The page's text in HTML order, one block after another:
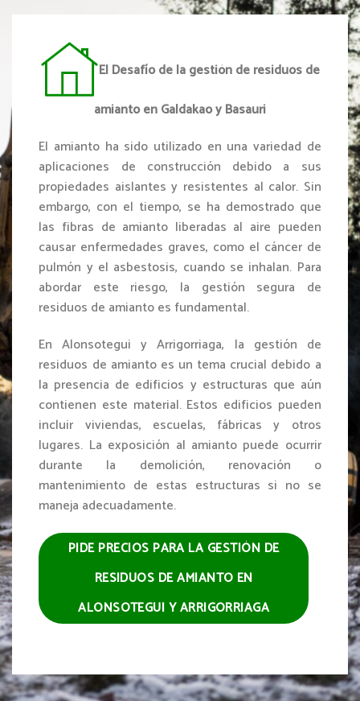
El Desafío de la gestión de residuos de
amianto en Galdakao y Basauri
El amianto ha sido utilizado en una variedad de
aplicaciones de construcción debido a sus
propiedades aislantes y resistentes al calor. Sin
embargo, con el tiempo, se ha demostrado que
las fibras de amianto liberadas al aire pueden
causar enfermedades graves, como el cáncer de
pulmón y el asbestosis, cuando se inhalan. Para
abordar este riesgo, la gestión segura de
residuos de amianto es fundamental.
En Alonsotegui y Arrigorriaga, la gestión de
residuos de amianto es un tema crucial debido a
la presencia de edificios y estructuras que aún
contienen este material. Estos edificios pueden
incluir viviendas, escuelas, fábricas y otros
lugares. La exposición al amianto puede ocurrir
durante la demolición, renovación o
mantenimiento de estas estructuras si no se
maneja adecuadamente.
PIDE PRECIOS PARA LA GESTIÓN DE
RESIDUOS DE AMIANTO EN
ALONSOTEGUI Y ARRIGORRIAGA